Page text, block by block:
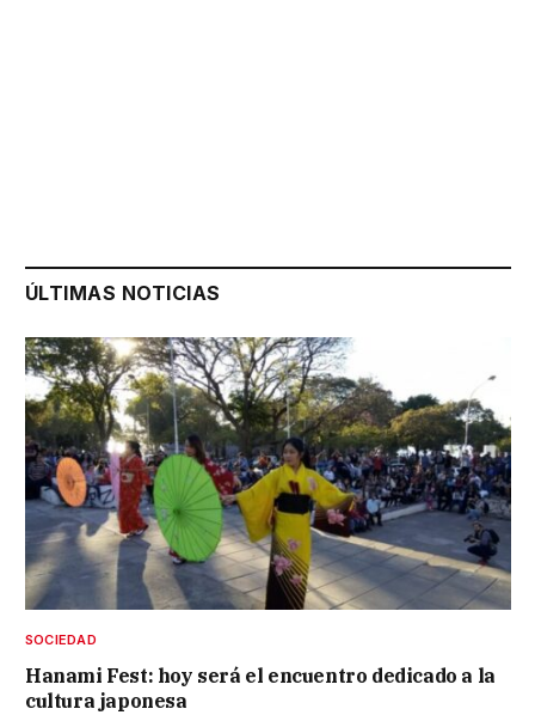
ÚLTIMAS NOTICIAS
SOCIEDAD
Hanami Fest: hoy será el encuentro dedicado a la
cultura japonesa